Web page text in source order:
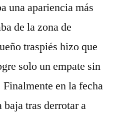
una apariencia más
de la zona de
traspiés hizo que
solo un empate sin
en la fecha
tras derrotar a